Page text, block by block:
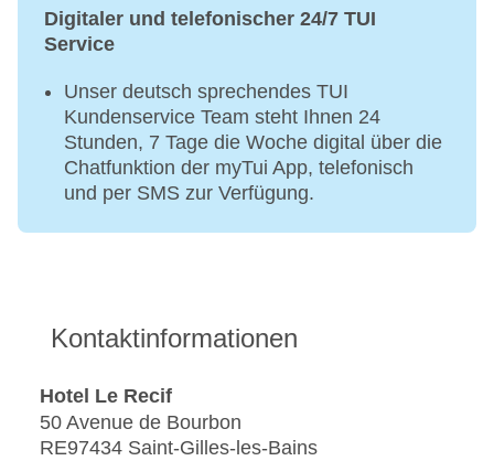
Digitaler und telefonischer 24/7 TUI
Service
Unser deutsch sprechendes TUI
Kundenservice Team steht Ihnen 24
Stunden, 7 Tage die Woche digital über die
Chatfunktion der myTui App, telefonisch
und per SMS zur Verfügung.
Kontaktinformationen
Hotel Le Recif
50 Avenue de Bourbon
RE97434 Saint-Gilles-les-Bains